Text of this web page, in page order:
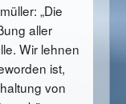
„Die
aller
Wir lehnen
ist,
von